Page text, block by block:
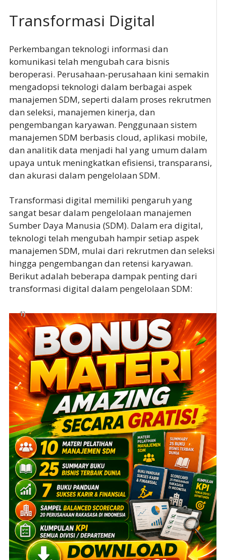
Transformasi Digital
Perkembangan teknologi informasi dan
komunikasi telah mengubah cara bisnis
beroperasi. Perusahaan-perusahaan kini semakin
mengadopsi teknologi dalam berbagai aspek
manajemen SDM, seperti dalam proses rekrutmen
dan seleksi, manajemen kinerja, dan
pengembangan karyawan. Penggunaan sistem
manajemen SDM berbasis cloud, aplikasi mobile,
dan analitik data menjadi hal yang umum dalam
upaya untuk meningkatkan efisiensi, transparansi,
dan akurasi dalam pengelolaan SDM.
Transformasi digital memiliki pengaruh yang
sangat besar dalam pengelolaan manajemen
Sumber Daya Manusia (SDM). Dalam era digital,
teknologi telah mengubah hampir setiap aspek
manajemen SDM, mulai dari rekrutmen dan seleksi
hingga pengembangan dan retensi karyawan.
Berikut adalah beberapa dampak penting dari
transformasi digital dalam pengelolaan SDM: